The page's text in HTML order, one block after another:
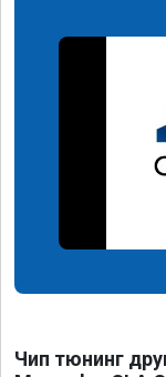
Чип тюнинг